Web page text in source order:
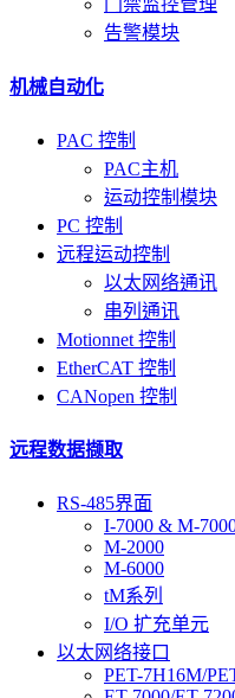
门禁监控管理
告警模块
机械自动化
PAC 控制
PAC主机
运动控制模块
PC 控制
远程运动控制
以太网络通讯
串列通讯
Motionnet 控制
EtherCAT 控制
CANopen 控制
远程数据撷取
RS-485界面
I-7000 & M-
M-2000
M-6000
tM系列
I/O 扩充单元
以太网络接口
PET-7H16M/